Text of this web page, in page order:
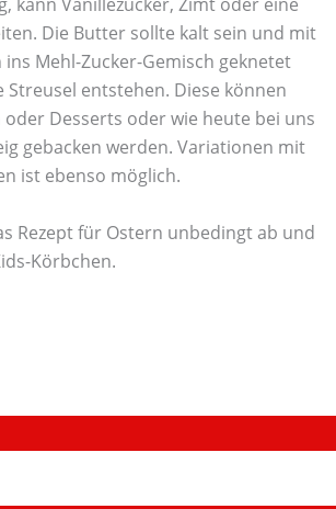
Die Butter sollte kalt sein und mit
Mehl-Zucker-Gemisch geknetet
Streusel entstehen. Diese können
Desserts oder wie heute bei uns
gebacken werden. Variationen mit
ist ebenso möglich.
Rezept für Ostern unbedingt ab und
Körbchen.